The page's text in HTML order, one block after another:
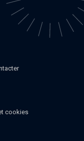
cookies